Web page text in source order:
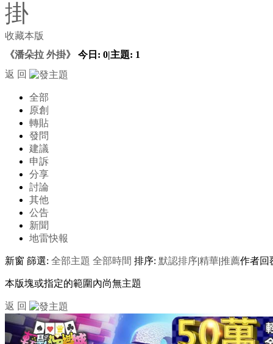
收藏本版
《潘朵拉 外掛》
今日: 0|主題: 1
返 回
全部
原創
轉貼
發問
建議
申訴
分享
討論
其他
公告
新聞
地雷快報
新窗 篩選: 全部主題 全部時間 排序: 默認排序|精華|推薦作者回
本版塊或指定的範圍內尚無主題
返 回